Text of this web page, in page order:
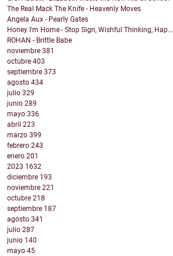
The Real Mack The Knife - Heavenly Moves
Angela Aux - Pearly Gates
Honey I'm Home - Stop Sign, Wishful Thinking, Hap...
ROHAN - Brittle Babe
noviembre 381
octubre 403
septiembre 373
agosto 434
julio 329
junio 289
mayo 336
abril 223
marzo 399
febrero 243
enero 201
2023 1632
diciembre 193
noviembre 221
octubre 218
septiembre 187
agosto 341
julio 287
junio 140
mayo 45